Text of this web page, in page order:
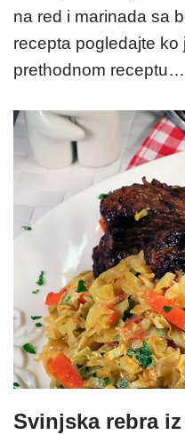
na red i marinada sa
recepta pogledajte ko
prethodnom receptu…
Svinjska rebra